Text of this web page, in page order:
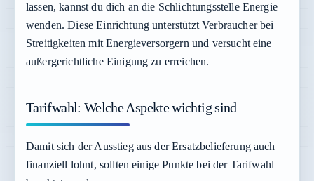
lassen, kannst du dich an die Schlichtungsstelle Energie
wenden. Diese Einrichtung unterstützt Verbraucher bei
Streitigkeiten mit Energieversorgern und versucht eine
außergerichtliche Einigung zu erreichen.
Tarifwahl: Welche Aspekte wichtig sind
Damit sich der Ausstieg aus der Ersatzbelieferung auch
finanziell lohnt, sollten einige Punkte bei der Tarifwahl